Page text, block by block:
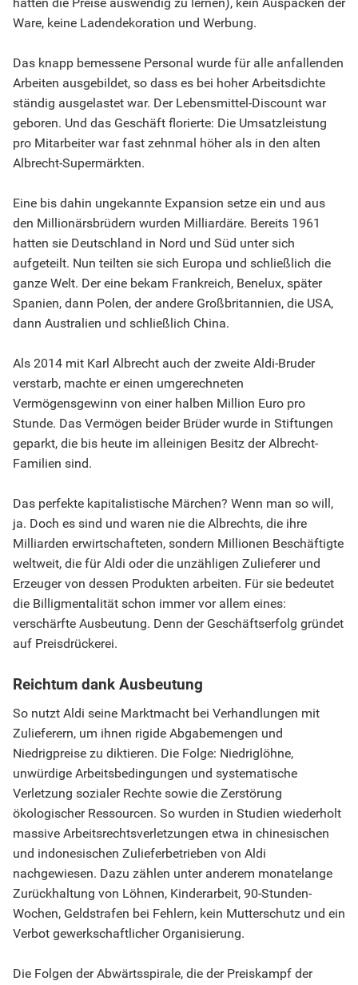
hatten die Preise auswendig zu lernen), kein Auspacken der
Ware, keine Ladendekoration und Werbung.
Das knapp bemessene Personal wurde für alle anfallenden
Arbeiten ausgebildet, so dass es bei hoher Arbeitsdichte
ständig ausgelastet war. Der Lebensmittel-Discount war
geboren. Und das Geschäft florierte: Die Umsatzleistung
pro Mitarbeiter war fast zehnmal höher als in den alten
Albrecht-Supermärkten.
Eine bis dahin ungekannte Expansion setze ein und aus
den Millionärsbrüdern wurden Milliardäre. Bereits 1961
hatten sie Deutschland in Nord und Süd unter sich
aufgeteilt. Nun teilten sie sich Europa und schließlich die
ganze Welt. Der eine bekam Frankreich, Benelux, später
Spanien, dann Polen, der andere Großbritannien, die USA,
dann Australien und schließlich China.
Als 2014 mit Karl Albrecht auch der zweite Aldi-Bruder
verstarb, machte er einen umgerechneten
Vermögensgewinn von einer halben Million Euro pro
Stunde. Das Vermögen beider Brüder wurde in Stiftungen
geparkt, die bis heute im alleinigen Besitz der Albrecht-
Familien sind.
Das perfekte kapitalistische Märchen? Wenn man so will,
ja. Doch es sind und waren nie die Albrechts, die ihre
Milliarden erwirtschafteten, sondern Millionen Beschäftigte
weltweit, die für Aldi oder die unzähligen Zulieferer und
Erzeuger von dessen Produkten arbeiten. Für sie bedeutet
die Billigmentalität schon immer vor allem eines:
verschärfte Ausbeutung. Denn der Geschäftserfolg gründet
auf Preisdrückerei.
Reichtum dank Ausbeutung
So nutzt Aldi seine Marktmacht bei Verhandlungen mit
Zulieferern, um ihnen rigide Abgabemengen und
Niedrigpreise zu diktieren. Die Folge: Niedriglöhne,
unwürdige Arbeitsbedingungen und systematische
Verletzung sozialer Rechte sowie die Zerstörung
ökologischer Ressourcen. So wurden in Studien wiederholt
massive Arbeitsrechtsverletzungen etwa in chinesischen
und indonesischen Zulieferbetrieben von Aldi
nachgewiesen. Dazu zählen unter anderem monatelange
Zurückhaltung von Löhnen, Kinderarbeit, 90-Stunden-
Wochen, Geldstrafen bei Fehlern, kein Mutterschutz und ein
Verbot gewerkschaftlicher Organisierung.
Die Folgen der Abwärtsspirale, die der Preiskampf der